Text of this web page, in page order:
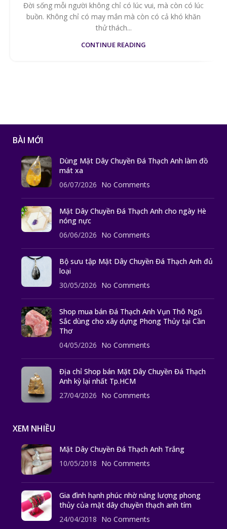
Đời sống mỗi người không chỉ có lúc vui, mà còn có lúc
buồn. Không chỉ có may mắn mà còn có cả khó khăn
thử thách...
CONTINUE READING
BÀI MỚI
Dùng Mặt Dây Chuyền Đá Thạch Anh làm đồ
mát xa
06/07/2026 No Comments
Mặt Dây Chuyền Đá Thạch Anh cho ngày Hè
nóng nực
06/06/2026 No Comments
Bộ sưu tập Mặt Dây Chuyền Đá Thạch Anh đủ
loại
30/05/2026 No Comments
Shop mua bán Đá Thạch Anh Vụn Thô Ngũ
Sắc dùng cho xây dựng Phong Thủy tại Cần
Thơ
04/05/2026 No Comments
Địa chỉ Shop bán Mặt Dây Chuyền Đá Thạch
Anh kỳ lại nhất Tp.HCM
27/04/2026 No Comments
XEM NHIỀU
Mặt Dây Chuyền Đá Thạch Anh Trắng
10/05/2018 No Comments
Gia đình hạnh phúc nhờ năng lượng phong
thủy của mặt dây chuyền thạch anh tím
24/04/2018 No Comments